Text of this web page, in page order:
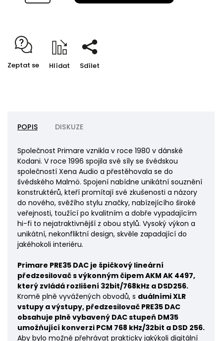
Zeptat se Hlídat Sdílet
POPIS DISKUZE
Společnost Primare vznikla v roce 1980 v dánské
Kodani. V roce 1996 spojila své síly se švédskou
společností Xena Audio a přestěhovala se do
švédského Malmö. Spojení nabídne unikátní souznění
konstruktérů, kteří promítají své zkušenosti a názory
do nového, svěžího stylu značky, nabízejícího široké
veřejnosti, toužící po kvalitním a dobře vypadajícím
hi-fi to nejatraktivnější z obou stylů. Vysoký výkon a
unikátní, nekonfliktní design, skvěle zapadající do
jakéhokoli interiéru.
Primare PRE35 DAC je špičkový lineární
předzesilovač s výkonným čipem AKM AK 4497,
který zvládá rozlišení 32bit/768kHz a DSD256.
Kromě plně vyvážených obvodů, s duálními XLR
vstupy a výstupy, předzesilovač PRE35 DAC
obsahuje plně vybavený DAC stupeň DM35
umožňující konverzi PCM 768 kHz/32bit a DSD 256.
Aby bylo možné přehrávat prakticky jakýkoli digitální